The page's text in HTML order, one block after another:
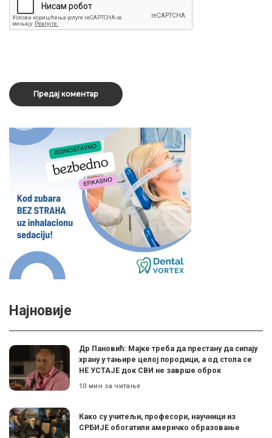
Најновије
Др Пановић: Мајке треба да престану да сипају
храну у тањире целој породици, а од стола се
НЕ УСТАЈЕ док СВИ не заврше оброк
10 мин за читање
Како су учитељи, професори, научници из
СРБИЈЕ обогатили америчко образовање